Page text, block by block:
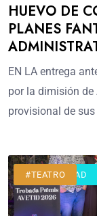
HUEVO DE
PLANES
EN LA entrega
por la dimisión de
provisional de
#ACTUALIDAD
#TEATRO